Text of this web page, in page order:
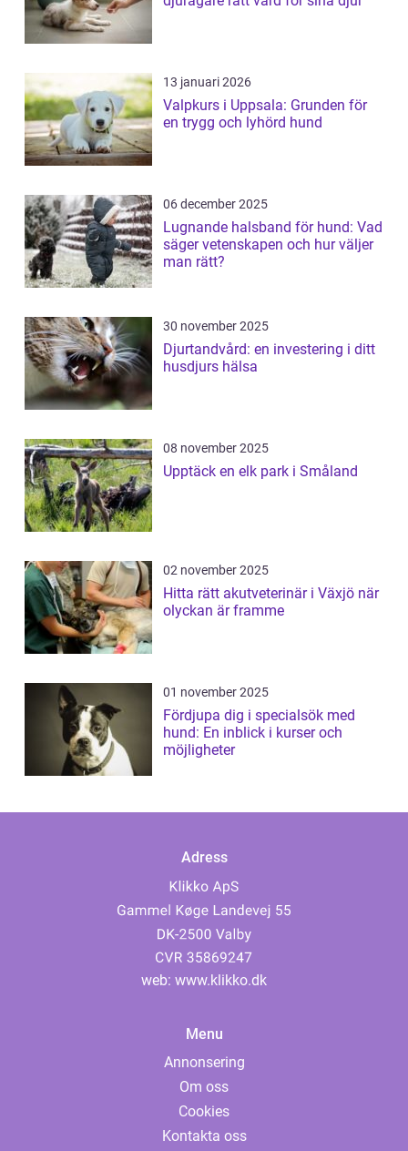
13 januari 2026
Valpkurs i Uppsala: Grunden för
en trygg och lyhörd hund
06 december 2025
Lugnande halsband för hund: Vad
säger vetenskapen och hur väljer
man rätt?
30 november 2025
Djurtandvård: en investering i ditt
husdjurs hälsa
08 november 2025
Upptäck en elk park i Småland
02 november 2025
Hitta rätt akutveterinär i Växjö när
olyckan är framme
01 november 2025
Fördjupa dig i specialsök med
hund: En inblick i kurser och
möjligheter
Adress
web: www.klikko.dk
Menu
Annonsering
Om oss
Cookies
Kontakta oss